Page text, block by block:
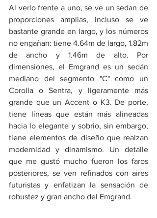
Al verlo frente a uno, se ve un sedan de
proporciones amplias, incluso se ve
bastante grande en largo, y los números
no engañan: tiene 4.64m de largo, 1.82m
de ancho y 1.46m de alto. Por
dimensiones, el Emgrand es un sedán
mediano del segmento "C" como un
Corolla o Sentra, y ligeramente más
grande que un Accent o K3. De porte,
tiene líneas que están más alineadas
hacia lo elegante y sobrio, sin embargo,
tiene elementos de diseño que realzan
modernidad y dinamismo. Un detalle
que me gustó mucho fueron los faros
posteriores, se ven refinados con aires
futuristas y enfatizan la sensación de
robustez y gran ancho del Emgrand.